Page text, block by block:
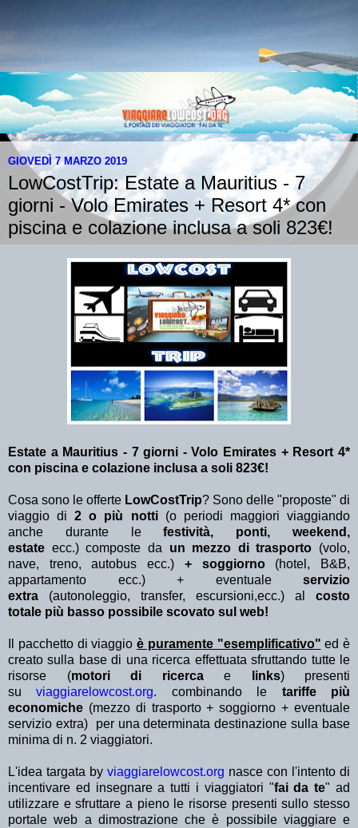
GIOVEDÌ 7 MARZO 2019
LowCostTrip: Estate a Mauritius - 7
giorni - Volo Emirates + Resort 4* con
piscina e colazione inclusa a soli 823€!
Estate a Mauritius - 7 giorni - Volo Emirates + Resort 4*
con piscina e colazione inclusa a soli 823€!
Cosa sono le offerte LowCostTrip? Sono delle "proposte" di
viaggio di2 o più notti (o periodi maggiori viaggiando
anche durante lefestività, ponti, weekend,
estate ecc.) composte da un mezzo di trasporto (volo,
nave, treno, autobus ecc.) + soggiorno(hotel, B&B,
appartamento ecc.) + eventuale servizio
extra (autonoleggio, transfer, escursioni,ecc.) al costo
totale più basso possibile scovato sul web!
Il pacchetto di viaggio è puramente "esemplificativo" ed è
creato sulla base di una ricerca effettuata sfruttando tutte le
risorse (motori di ricerca e links) presenti
suviaggiarelowcost.org. combinando le tariffe più
economiche (mezzo di trasporto + soggiorno + eventuale
servizio extra)
per una determinata destinazione sulla base
minima di n. 2 viaggiatori.
L'idea targata by viaggiarelowcost.org nasce con l'intento di
incentivare ed insegnare a tutti i viaggiatori "fai da te" ad
utilizzare e sfruttare a pieno le risorse presenti sullo stesso
portale web a dimostrazione che è possibile viaggiare e